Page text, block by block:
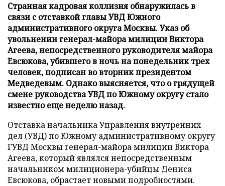
Странная кадровая коллизия обнаружилась в
связи с отставкой главы УВД Южного
административного округа Москвы. Указ об
увольнении генерал-майора милиции Виктора
Агеева, непосредственного руководителя майора
Евсюкова, убившего в ночь на понедельник трех
человек, подписан во вторник президентом
Медведевым. Однако выясняется, что о грядущей
смене руководства УВД по Южному округу стало
известно еще неделю назад.
Отставка начальника Управления внутренних
дел (УВД) по Южному административному округу
ГУВД Москвы генерал-майора милиции Виктора
Агеева, который являлся непосредственным
начальником милиционера-убийцы Дениса
Евсюкова, обрастает новыми подробностями.